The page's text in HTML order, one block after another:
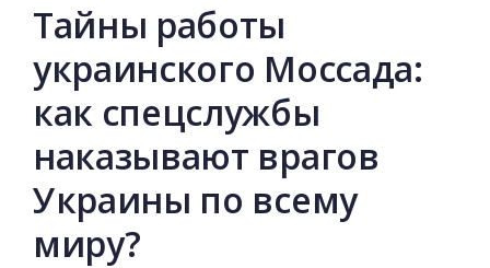
Тайны работы
украинского Моссада:
как спецслужбы
наказывают врагов
Украины по всему
миру?